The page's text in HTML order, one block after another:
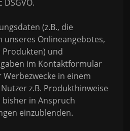
DSGVO.
(z.B., die
unseres Onlineangebotes,
Produkten) und
im Kontaktformular
in einem
z.B. Produkthinweise
in Anspruch
einzublenden.